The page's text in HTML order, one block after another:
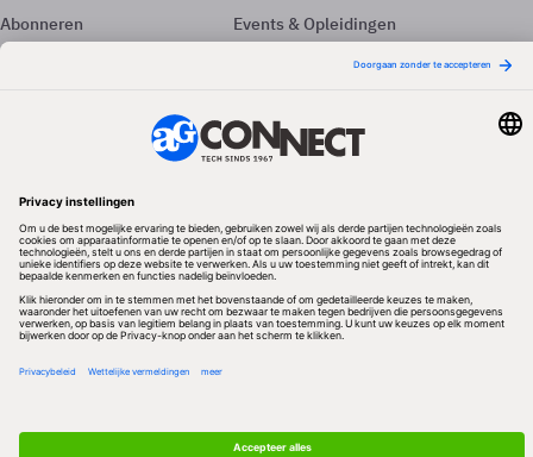
Abonneren
Adverteren
Events & Opleidingen
Volg ons
Redactionele partner
Algemene Voorwaarden & Copyrights